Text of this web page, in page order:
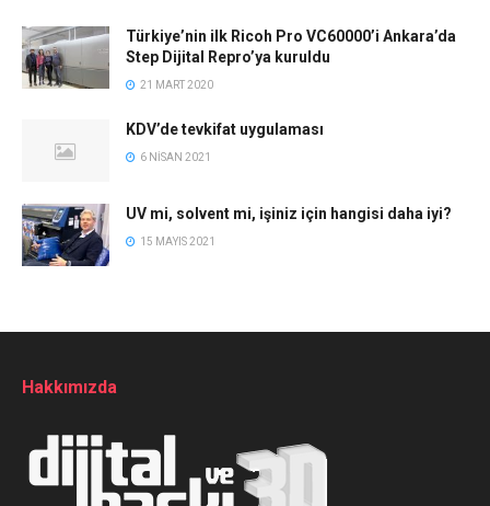
Türkiye’nin ilk Ricoh Pro VC60000’i Ankara’da
Step Dijital Repro’ya kuruldu
21 MART 2020
KDV’de tevkifat uygulaması
6 NISAN 2021
UV mi, solvent mi, işiniz için hangisi daha iyi?
15 MAYIS 2021
Hakkımızda